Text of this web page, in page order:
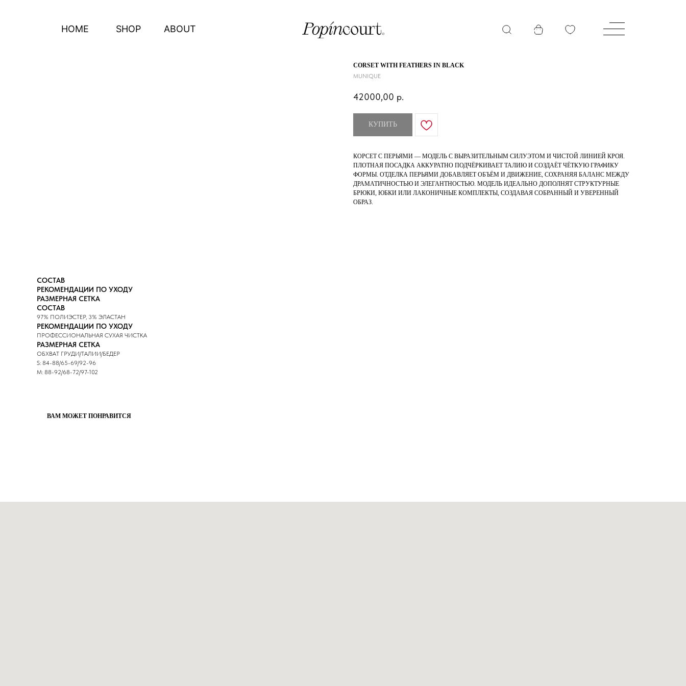
HOME ABOUT
SHOP
CORSET WITH FEATHERS IN BLACK
MUNIQUE
42000,00 р.
КУПИТЬ
КОРСЕТ С ПЕРЬЯМИ — МОДЕЛЬ С ВЫРАЗИТЕЛЬНЫМ СИЛУЭТОМ И ЧИСТОЙ ЛИНИЕЙ КРОЯ.
ПЛОТНАЯ ПОСАДКА АККУРАТНО ПОДЧЁРКИВАЕТ ТАЛИЮ И СОЗДАЁТ ЧЁТКУЮ ГРАФИКУ
ФОРМЫ. ОТДЕЛКА ПЕРЬЯМИ ДОБАВЛЯЕТ ОБЪЁМ И ДВИЖЕНИЕ, СОХРАНЯЯ БАЛАНС МЕЖДУ
ДРАМАТИЧНОСТЬЮ И ЭЛЕГАНТНОСТЬЮ. МОДЕЛЬ ИДЕАЛЬНО ДОПОЛНЯТ СТРУКТУРНЫЕ
БРЮКИ, ЮБКИ ИЛИ ЛАКОНИЧНЫЕ КОМПЛЕКТЫ, СОЗДАВАЯ СОБРАННЫЙ И УВЕРЕННЫЙ
ОБРАЗ.
СОСТАВ
РЕКОМЕНДАЦИИ ПО УХОДУ
РАЗМЕРНАЯ СЕТКА
СОСТАВ
97% ПОЛИЭСТЕР, 3% ЭЛАСТАН
РЕКОМЕНДАЦИИ ПО УХОДУ
ПРОФЕССИОНАЛЬНАЯ СУХАЯ ЧИСТКА
РАЗМЕРНАЯ СЕТКА
ОБХВАТ ГРУДИ/ТАЛИИ/БЕДЕР
S: 84-88/65-69/92-96
M: 88-92/68-72/97-102
ВАМ МОЖЕТ ПОНРАВИТСЯ